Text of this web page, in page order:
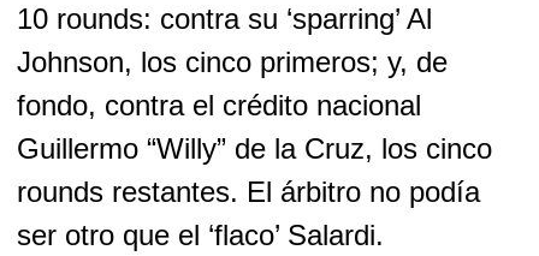
10 rounds: contra su ‘sparring’ Al
Johnson, los cinco primeros; y, de
fondo, contra el crédito nacional
Guillermo “Willy” de la Cruz, los cinco
rounds restantes. El árbitro no podía
ser otro que el ‘flaco’ Salardi.